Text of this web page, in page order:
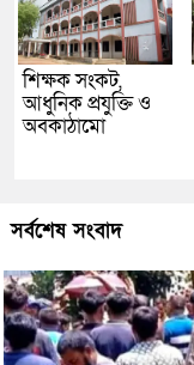
শিক্ষক সংকট,
আধুনিক প্রযুক্তি ও
অবকাঠামো
সর্বশেষ সংবাদ